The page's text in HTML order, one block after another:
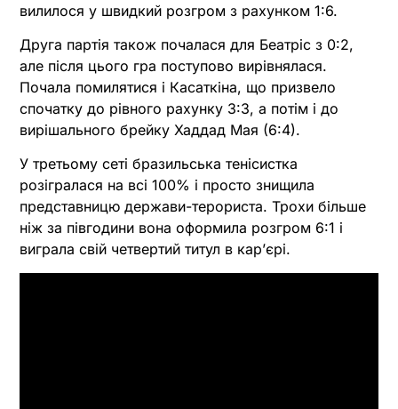
вилилося у швидкий розгром з рахунком 1:6.
Друга партія також почалася для Беатріс з 0:2,
але після цього гра поступово вирівнялася.
Почала помилятися і Касаткіна, що призвело
спочатку до рівного рахунку 3:3, а потім і до
вирішального брейку Хаддад Мая (6:4).
У третьому сеті бразильська тенісистка
розігралася на всі 100% і просто знищила
представницю держави-терориста. Трохи більше
ніж за півгодини вона оформила розгром 6:1 і
виграла свій четвертий титул в карʼєрі.